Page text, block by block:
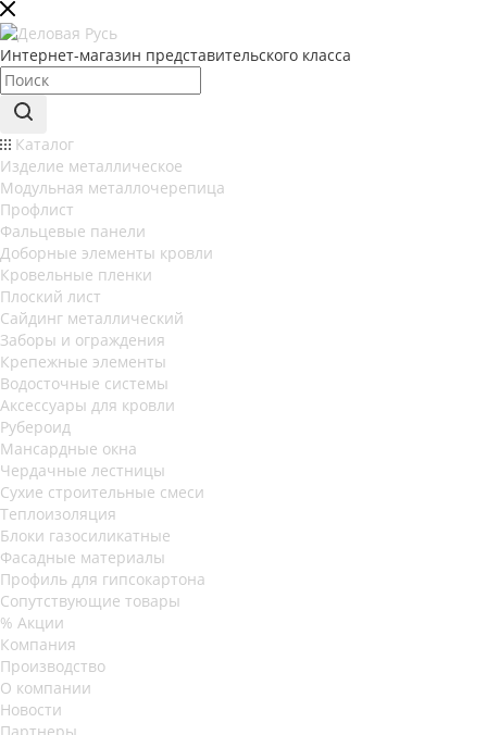
Интернет-магазин представительского класса
Каталог
Изделие металлическое
Модульная металлочерепица
Профлист
Фальцевые панели
Доборные элементы кровли
Кровельные пленки
Плоский лист
Сайдинг металлический
Заборы и ограждения
Крепежные элементы
Водосточные системы
Аксессуары для кровли
Рубероид
Мансардные окна
Чердачные лестницы
Сухие строительные смеси
Теплоизоляция
Блоки газосиликатные
Фасадные материалы
Профиль для гипсокартона
Сопутствующие товары
% Акции
Компания
Производство
О компании
Новости